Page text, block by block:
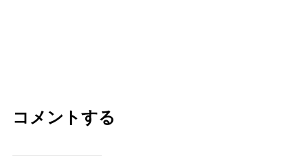
コメントする